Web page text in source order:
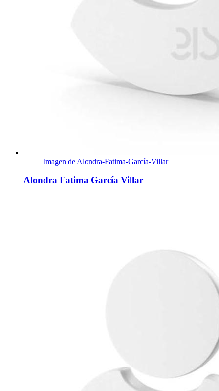
Imagen de Alondra-Fatima-García-Villar
Alondra Fatima García Villar